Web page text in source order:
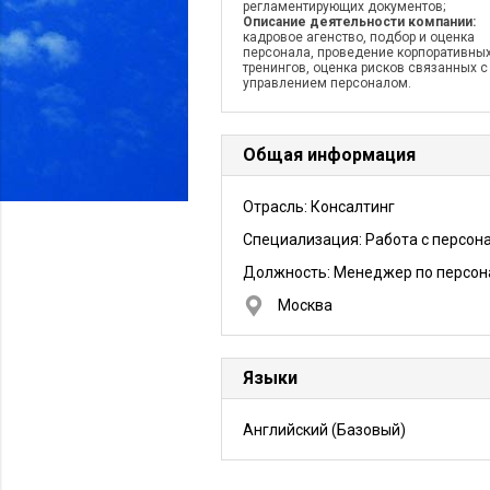
регламентирующих документов;
Описание деятельности компании:
кадровое агенство, подбор и оценка
персонала, проведение
тренингов, оценка рисков связанных с
управлением персоналом.
Общая информация
Отрасль: Консалтинг
Специализация: Работа с
Должность: Менеджер по
Москва
Языки
Английский (Базовый)